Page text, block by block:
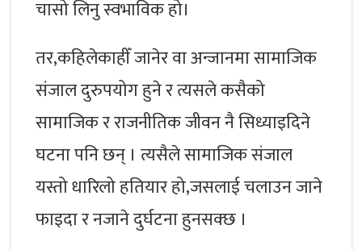
चासो लिनु स्वभाविक हो।
तर,कहिलेकाहीँ जानेर वा अन्जानमा सामाजिक
संजाल दुरुपयोग हुने र त्यसले कसैको
सामाजिक र राजनीतिक जीवन नै सिध्याइदिने
घटना पनि छन् । त्यसैले सामाजिक संजाल
यस्तो धारिलो हतियार हो,जसलाई चलाउन जाने
फाइदा र नजाने दुर्घटना हुनसक्छ ।